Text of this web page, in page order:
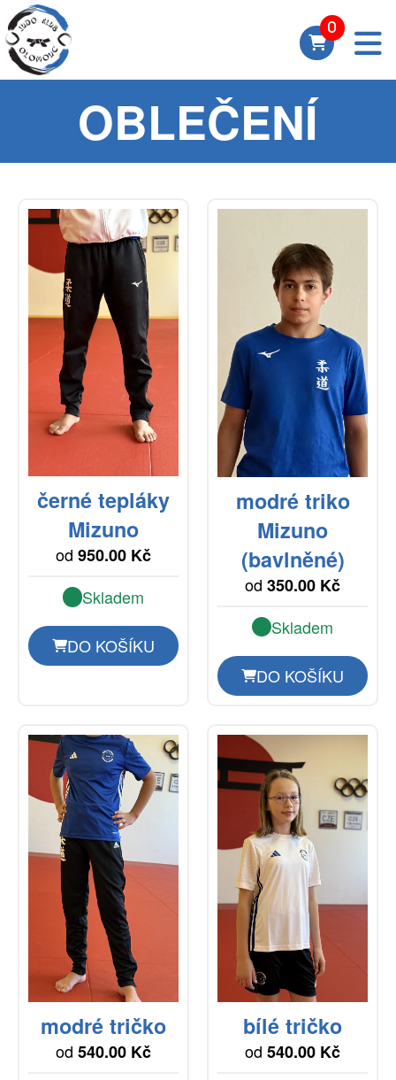
OBLEČENÍ
černé tepláky
Mizuno
od 950.00 Kč
Skladem
DO KOŠÍKU
modré triko
Mizuno
(bavlněné)
od 350.00 Kč
Skladem
DO KOŠÍKU
modré tričko
od 540.00 Kč
bílé tričko
od 540.00 Kč